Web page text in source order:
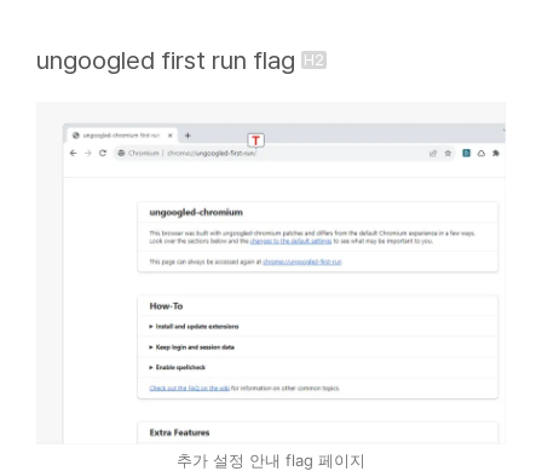
ungoogled first run flag
추가 설정 안내 flag 페이지